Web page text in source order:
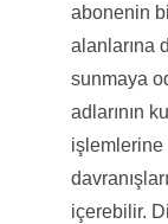
abonenin
alanlarına
sunmaya
adlarının
işlemlerine
içerebilir.